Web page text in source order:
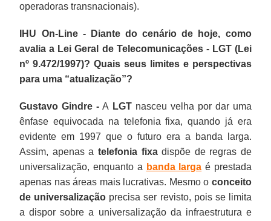
operadoras transnacionais).
IHU On-Line - Diante do cenário de hoje, como
avalia a Lei Geral de Telecomunicações - LGT (Lei
nº 9.472/1997)? Quais seus limites e perspectivas
para uma “atualização”?
Gustavo Gindre - A LGTnasceu velha por dar uma
ênfase equivocada na telefonia fixa, quando já era
evidente em 1997 que o futuro era a banda larga.
Assim, apenas a telefonia fixadispõe de regras de
universalização, enquanto a banda larga é prestada
apenas nas áreas mais lucrativas. Mesmo o conceito
de universalização precisa ser revisto, pois se limita
a dispor sobre a universalização da infraestrutura e